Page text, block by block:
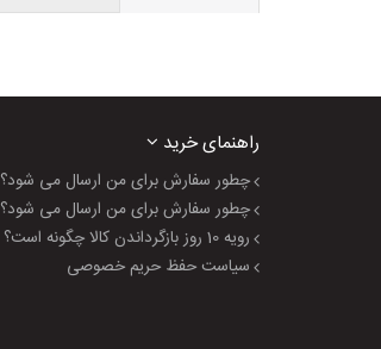
راهنمای خرید
چطور سفارش برای من ارسال می شود؟
چطور سفارش برای من ارسال می شود؟
رویه 10 روز بازگرداندن کالا چگونه است؟
سیاست حفظ حریم خصوصی